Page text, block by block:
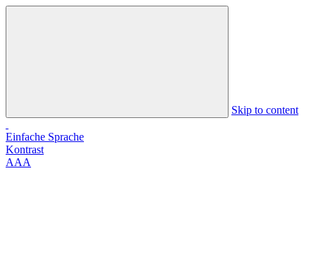
Skip to content
Einfache Sprache
Kontrast
AAA